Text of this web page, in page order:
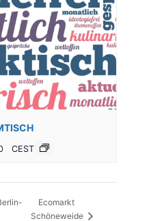
CEST
Ecomarkt
Schöneweide